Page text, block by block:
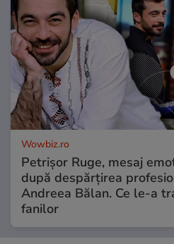
Wowbiz.ro
Petrișor Ruge, mesaj
după despărțirea
Andreea Bălan. Ce le-a
fanilor